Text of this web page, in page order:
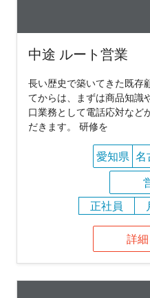
中途 ルート営業
長い歴史で築いてきた既存
てからは、まずは商品知識
口業務として電話応対など
だきます。 研修を
愛知県 名
正社員
詳